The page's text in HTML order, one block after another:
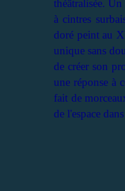
théâtralisée.
à cintres
doré peint au
unique sans
de créer son
une réponse à
fait de
de l'espace